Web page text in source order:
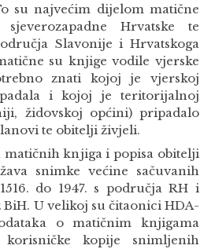
su najvećim dijelom matične
Hrvatske te
Slavonije i Hrvatskoga
su knjige vodile vjerske
znati kojoj je vjerskoj
i kojoj je teritorijalnoj
židovskoj općini) pripadalo
te obitelji živjeli.
knjiga i popisa obitelji
snimke većine sačuvanih
do 1947. s područja RH i
U velikoj su čitaonici HDA-
o matičnim knjigama
kopije snimljenih